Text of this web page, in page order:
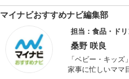
マイナビおすすめナビ編集部
担当：食品・ド
桑野 咲良
「ベビー・キッ
家事に忙しいママ